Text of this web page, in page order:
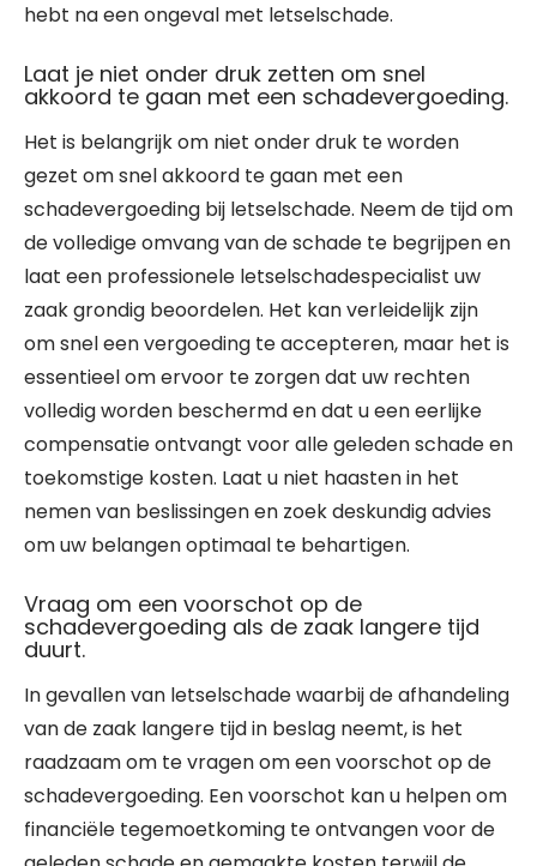
hebt na een ongeval met letselschade.
Laat je niet onder druk zetten om snel
akkoord te gaan met een schadevergoeding.
Het is belangrijk om niet onder druk te worden
gezet om snel akkoord te gaan met een
schadevergoeding bij letselschade. Neem de tijd om
de volledige omvang van de schade te begrijpen en
laat een professionele letselschadespecialist uw
zaak grondig beoordelen. Het kan verleidelijk zijn
om snel een vergoeding te accepteren, maar het is
essentieel om ervoor te zorgen dat uw rechten
volledig worden beschermd en dat u een eerlijke
compensatie ontvangt voor alle geleden schade en
toekomstige kosten. Laat u niet haasten in het
nemen van beslissingen en zoek deskundig advies
om uw belangen optimaal te behartigen.
Vraag om een voorschot op de
schadevergoeding als de zaak langere tijd
duurt.
In gevallen van letselschade waarbij de afhandeling
van de zaak langere tijd in beslag neemt, is het
raadzaam om te vragen om een voorschot op de
schadevergoeding. Een voorschot kan u helpen om
financiële tegemoetkoming te ontvangen voor de